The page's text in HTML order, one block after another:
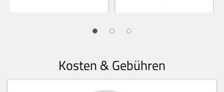
Kosten & Gebühren